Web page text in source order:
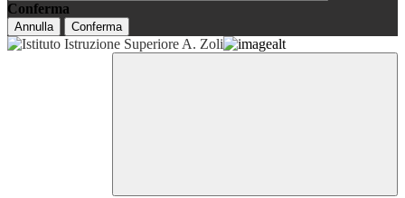
Conferma
Annulla Conferma